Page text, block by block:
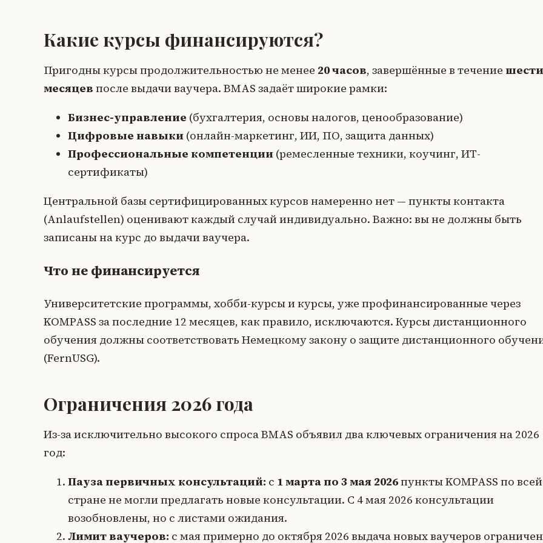
Какие курсы финансируются?
Пригодны курсы продолжительностью не менее 20 часов, завершённые в течение шести
месяцев после выдачи ваучера. BMAS задаёт широкие рамки:
Бизнес-управление (бухгалтерия, основы налогов, ценообразование)
Цифровые навыки (онлайн-маркетинг, ИИ, ПО, защита данных)
Профессиональные компетенции (ремесленные техники, коучинг, ИТ-
сертификаты)
Центральной базы сертифицированных курсов намеренно нет — пункты контакта
(Anlaufstellen) оценивают каждый случай индивидуально. Важно: вы не должны быть
записаны на курс до выдачи ваучера.
Что не финансируется
Университетские программы, хобби-курсы и курсы, уже профинансированные через
KOMPASS за последние 12 месяцев, как правило, исключаются. Курсы дистанционного
обучения должны соответствовать Немецкому закону о защите дистанционного
(FernUSG).
Ограничения 2026 года
Из-за исключительно высокого спроса BMAS объявил два ключевых ограничения на 2026
год:
Пауза первичных консультаций: с 1 марта по 3 мая 2026пункты KOMPASS по всей
стране не могли предлагать новые консультации. С 4 мая 2026 консультации
возобновлены, но с листами ожидания.
Лимит ваучеров: с мая примерно до октября 2026 выдача новых ваучеров